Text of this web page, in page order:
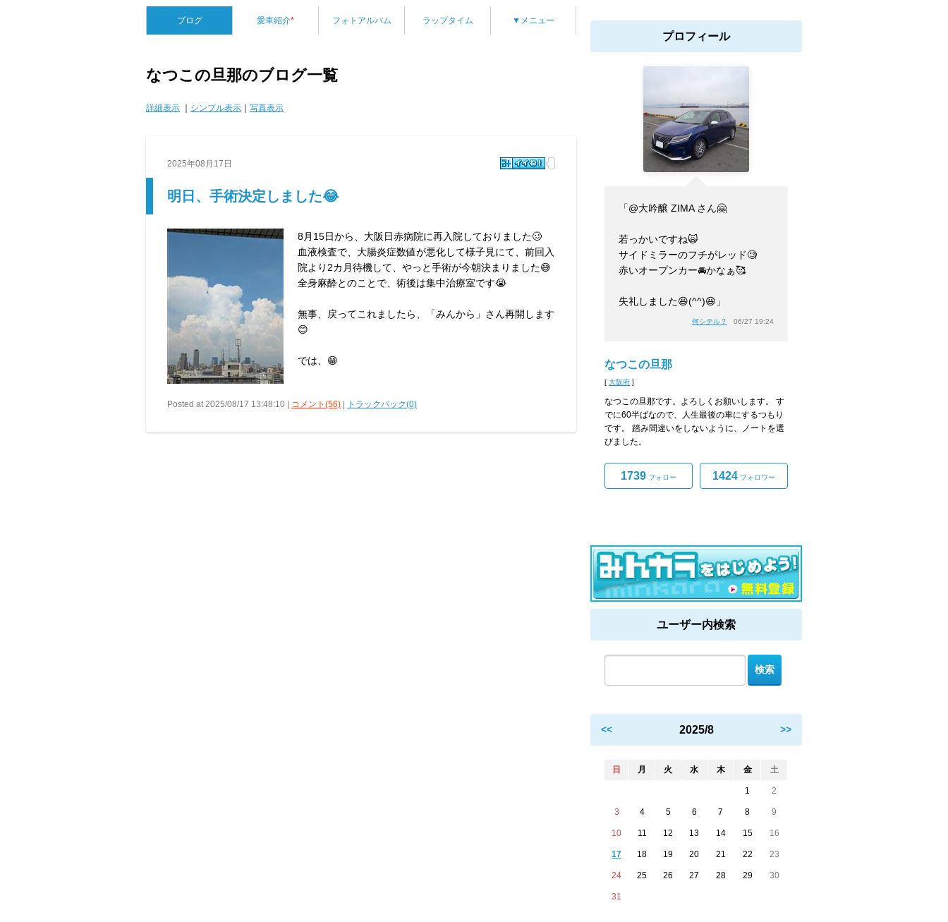
ブログ 愛車紹介* フォトアルバム ラップタイム ▼メニュー
なつこの旦那のブログ一覧
詳細表示 シンプル表示 写真表示
2025年08月17日
明日、手術決定しました😂
8月15日から、大阪日赤病院に再入院しておりました🥴
血液検査で、大腸炎症数値が悪化して様子見にて、前回入
院より2カ月待機して、やっと手術が今朝決まりました😅
全身麻酔とのことで、術後は集中治療室です😭
無事、戻ってこれましたら、「みんから」さん再開します
😊
では、😁
Posted at 2025/08/17 13:48:10 | コメント(56) トラックバック(0)
プロフィール
「@大吟醸 ZIMA さん🤗
若っかいですね🙀
サイドミラーのフチがレッド🧐
赤いオープンカー🚘かなぁ🥰
失礼しました😆(⁠^⁠^⁠)😆」
何シテル？ 06/27 19:24
なつこの旦那
[ 大阪府 ]
なつこの旦那です。よろしくお願いします。 す
でに60半ばなので、人生最後の車にするつもり
です。 踏み間違いをしないように、ノートを選
びました。
1739 フォロー 1424 フォロワー
ユーザー内検索
<< 2025/8 >>
日 月 火 水 木 金 土
1 2
3 4 5 6 7 8 9
10 11 12 13 14 15 16
17 18 19 20 21 22 23
24 25 26 27 28 29 30
31